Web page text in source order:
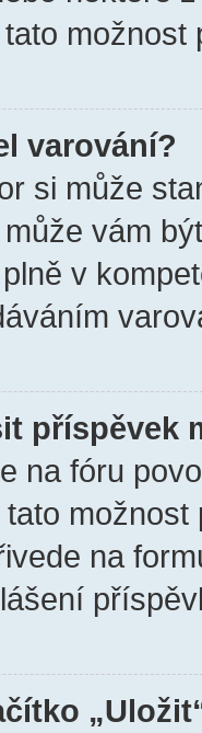
varování?
si může
vám
v
příspěvek
na fóru
na